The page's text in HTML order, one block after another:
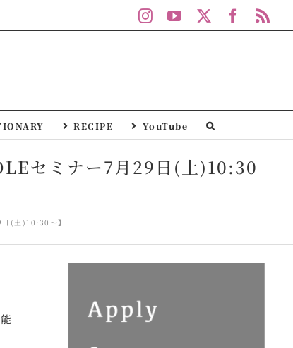
InstagramYouTube
RECIPE YouTube
セミナー7月29日(土)10:30
(土)10:30～】